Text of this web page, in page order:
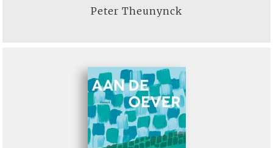
Peter Theunynck